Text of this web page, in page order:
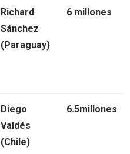
Richard
Sánchez
(Paraguay)
6 millones
Diego
Valdés
(Chile)
6.5millones